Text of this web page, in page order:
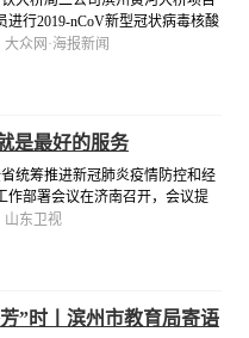
进行2019-nCoV新型冠状病毒核酸
实疫情防控主体责任，为项目安
大众网·海报新闻
是最好的服务
统筹推进新冠肺炎疫情防控和经
作部署会议在济南召开，会议提
疫情防控和经济社会发展工作的
山东卫视
”时丨滨州市教育局寄语